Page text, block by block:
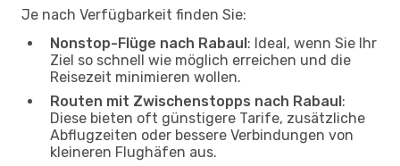
Je nach Verfügbarkeit finden Sie:
Nonstop-Flüge nach Rabaul: Ideal, wenn Sie Ihr
Ziel so schnell wie möglich erreichen und die
Reisezeit minimieren wollen.
Routen mit Zwischenstopps nach Rabaul:
Diese bieten oft günstigere Tarife, zusätzliche
Abflugzeiten oder bessere Verbindungen von
kleineren Flughäfen aus.